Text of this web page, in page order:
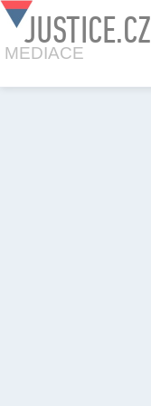
JUSTICE.CZ
MEDIACE